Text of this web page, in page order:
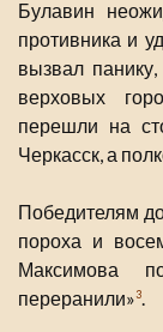
Булавин
противника и
вызвал
верховых
перешли на
Черкасск, а
Победителям
пороха и
Максимова
переранили»3.